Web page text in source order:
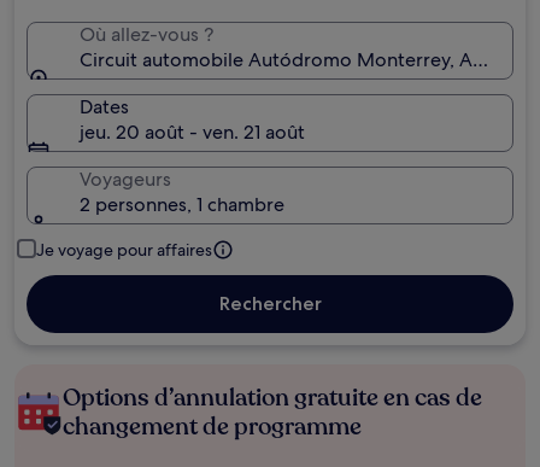
Où allez-vous ?
Circuit automobile Autódromo Monterrey,
Dates
jeu. 20 août - ven. 21 août
Voyageurs
2 personnes, 1 chambre
Je voyage pour affaires
Rechercher
Options d’annulation gratuite en cas de
changement de programme